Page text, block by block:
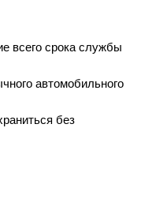
всего срока службы
автомобильного
без